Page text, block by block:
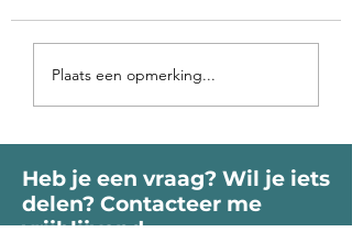
Voorbij de poort
roept je Ziel
Plaats een opmerking...
Heb je een vraag? Wil je iets
delen? Contacteer me
vrijblijvend.